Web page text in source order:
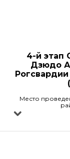
4-й этап
Дзюдо
Место